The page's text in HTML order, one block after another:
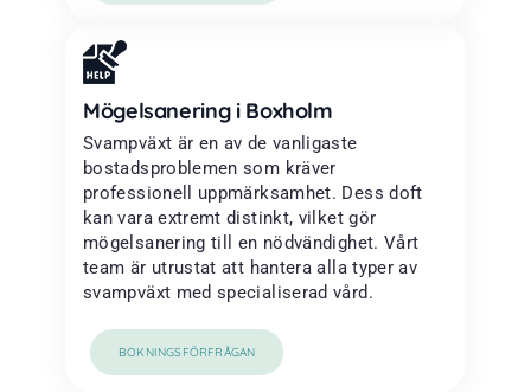
Mögelsanering i Boxholm
Svampväxt är en av de vanligaste
bostadsproblemen som kräver
professionell uppmärksamhet. Dess doft
kan vara extremt distinkt, vilket gör
mögelsanering till en nödvändighet. Vårt
team är utrustat att hantera alla typer av
svampväxt med specialiserad vård.
BOKNINGSFÖRFRÅGAN